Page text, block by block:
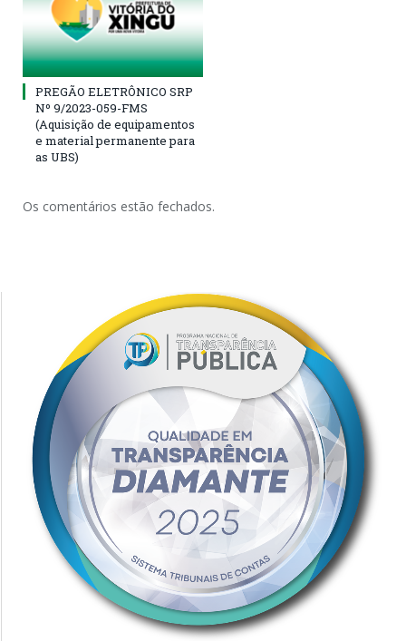
PREGÃO ELETRÔNICO SRP
Nº 9/2023-059-FMS
(Aquisição de equipamentos
e material permanente para
as UBS)
Os comentários estão fechados.